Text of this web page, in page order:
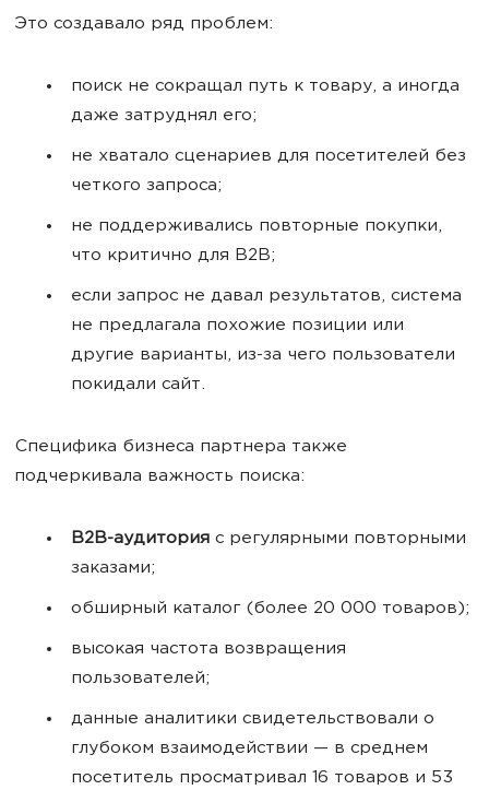
Это создавало ряд проблем:
поиск не сокращал путь к товару, а иногда
даже затруднял его;
не хватало сценариев для посетителей без
четкого запроса;
не поддерживались повторные покупки,
что критично для B2B;
если запрос не давал результатов, система
не предлагала похожие позиции или
другие варианты, из-за чего пользователи
покидали сайт.
Специфика бизнеса партнера также
подчеркивала важность поиска:
B2B-аудитория с регулярными повторными
заказами;
обширный каталог (более 20 000 товаров);
высокая частота возвращения
пользователей;
данные аналитики свидетельствовали о
глубоком взаимодействии — в среднем
посетитель просматривал 16 товаров и 53